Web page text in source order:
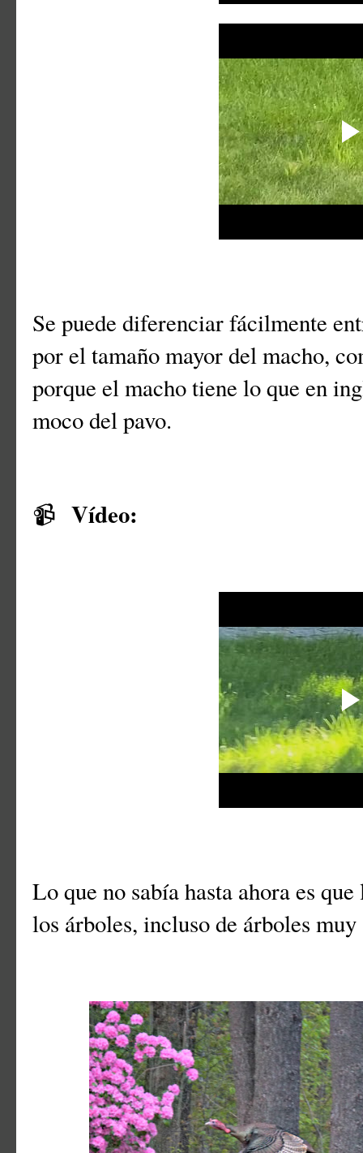
Se puede diferenciar fácilmente
por el tamaño mayor del macho,
porque el macho tiene lo que en
moco del pavo.
📹 Vídeo:
Lo que no sabía hasta ahora es
los árboles, incluso de árboles